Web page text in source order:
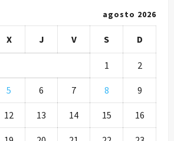
agosto 2026
X J V S D
1 2
5 6 7 8 9
12 13 14 15 16